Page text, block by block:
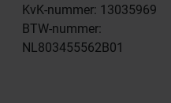
KvK-nummer: 13035969
BTW-nummer:
NL803455562B01